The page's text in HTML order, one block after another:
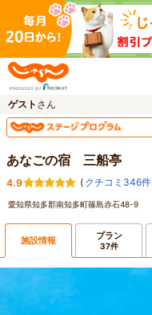
ゲスト さん
あなごの宿 三船亭
4.9 ( クチコミ346件
愛知県知多郡南知多町篠島赤石48-9
施設情報 プラン
37件